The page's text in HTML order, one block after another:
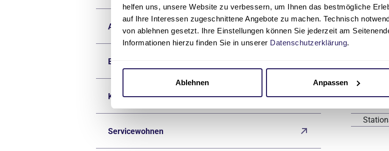
helfen uns, unsere Website zu verbessern, um Ihnen das bestmögliche
auf Ihre Interessen zugeschnittene Angebote zu machen. Technisch
von ablehnen gesetzt. Ihre Einstellungen können Sie jederzeit am
Informationen hierzu finden Sie in unserer Datenschutzerklärung.
Ablehnen Anpassen
Ambulante Palliativversorgung
Beratungsangebote & Pflegestützpunkte
Kurzzeitpflege
Servicewohnen